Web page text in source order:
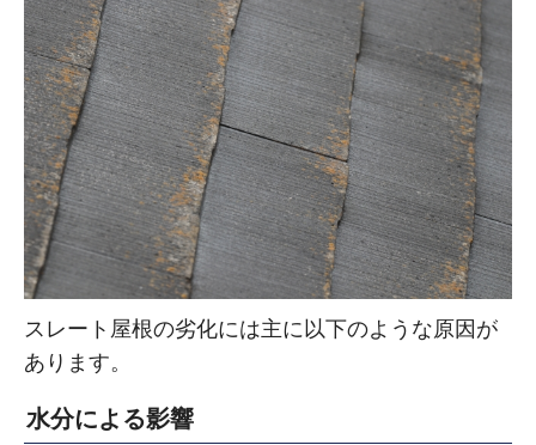
スレート屋根の劣化には主に以下のような原因が
あります。
水分による影響